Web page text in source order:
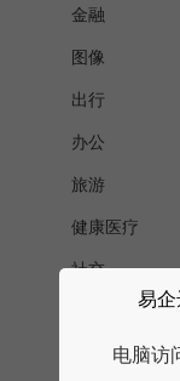
金融
图像
出行
办公
旅游
健康医疗
社交
房地产
易
电脑访